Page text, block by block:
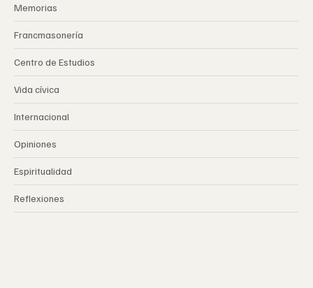
Memorias
Francmasonería
Centro de Estudios
Vida cívica
Internacional
Opiniones
Espiritualidad
Reflexiones